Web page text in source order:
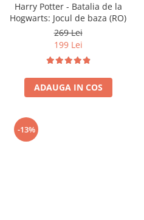
Harry Potter - Batalia de la
Hogwarts: Jocul de baza (RO)
269 Lei
199 Lei
ADAUGA IN COS
-13%